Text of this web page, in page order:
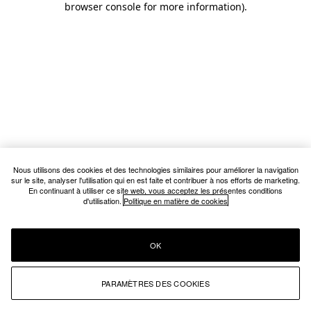
browser console for more information).
Nous utilisons des cookies et des technologies similaires pour améliorer la navigation
sur le site, analyser l'utilisation qui en est faite et contribuer à nos efforts de marketing.
En continuant à utiliser ce site web, vous acceptez les présentes conditions
d'utilisation. Politique en matière de cookies
PARAMÈTRES DES COOKIES
OK